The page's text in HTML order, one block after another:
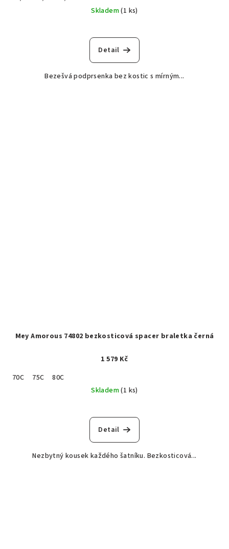
Skladem(1 ks)
Detail
Bezešvá podprsenka bez kostic s mírným...
Mey Amorous 74802 bezkosticová spacer braletka černá
1 579 Kč
70C
75C
80C
Skladem(1 ks)
Detail
Nezbytný kousek každého šatníku. Bezkosticová...